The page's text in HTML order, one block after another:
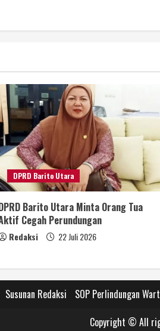
DPRD Barito Utara
Barito Utara Minta Orang Tua
Cegah Perundungan
Redaksi 22 Juli 2026
Susunan Redaksi SOP Perlindungan
Copyright © All